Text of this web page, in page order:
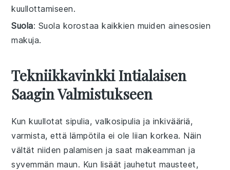
kuullottamiseen.
Suola: Suola korostaa kaikkien muiden ainesosien
makuja.
Tekniikkavinkki Intialaisen
Saagin Valmistukseen
Kun kuullotatsipulia, valkosipulia ja inkivääriä,
varmista, että lämpötila ei ole liian korkea. Näin
vältät niiden palamisen ja saat makeamman ja
syvemmän maun. Kun lisäätjauhetut mausteet,